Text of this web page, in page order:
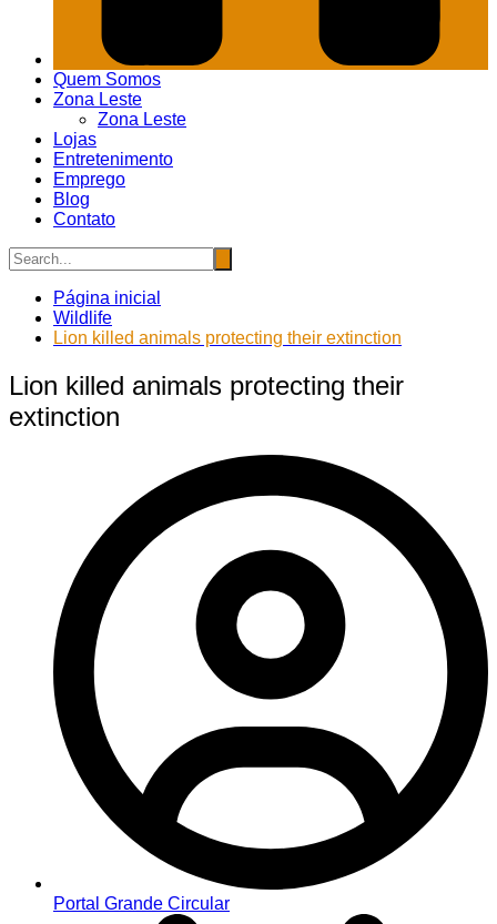
Quem Somos
Zona Leste
Zona Leste
Lojas
Entretenimento
Emprego
Blog
Contato
Página inicial
Wildlife
Lion killed animals protecting their extinction
Lion killed animals protecting their
extinction
Portal Grande Circular